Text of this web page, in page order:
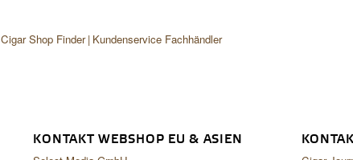
Cigar Shop Finder Kundenservice Fachhändler
KONTAKT WEBSHOP EU & ASIEN